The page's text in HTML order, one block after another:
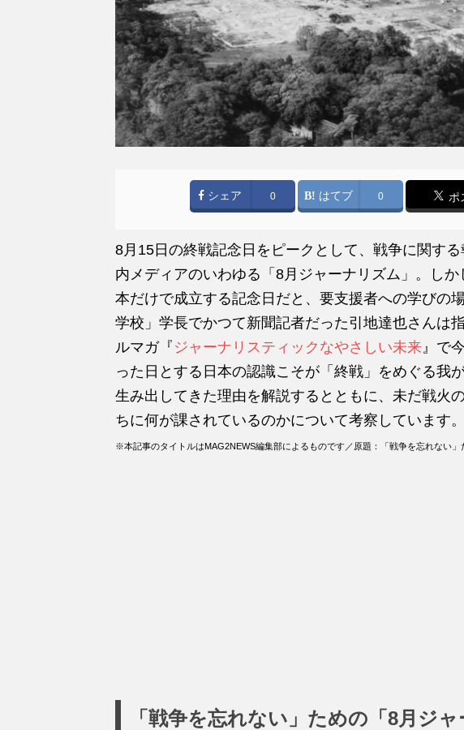
シェア 0 はてブ 0 ポ
8月15日の終戦記念日をピークとして、戦争に関す
内メディアのいわゆる「8月ジャーナリズム」。し
本だけで成立する記念日だと、要支援者への学びの
学校」学長でかつて新聞記者だった引地達也さんは
ルマガ『 ジャーナリスティックなやさしい未来 』で
った日とする日本の認識こそが「終戦」をめぐる我
生み出してきた理由を解説するとともに、未だ戦火
ちに何が課されているのかについて考察しています。
※本記事のタイトルはMAG2NEWS編集部によるものです／原題：「戦争を忘れない
「戦争を忘れない」ための「8月ジ